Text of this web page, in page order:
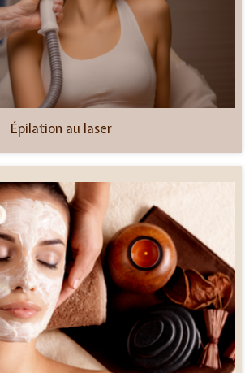
Épilation au laser